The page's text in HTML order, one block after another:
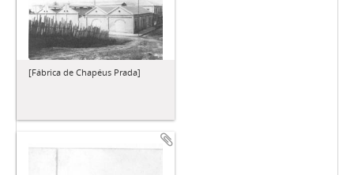
[Fábrica de Chapéus Prada]